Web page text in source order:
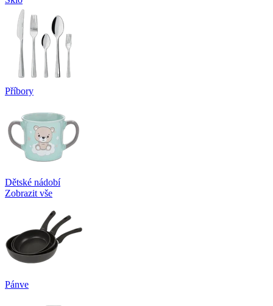
Příbory
Dětské nádobí
Zobrazit vše
Pánve